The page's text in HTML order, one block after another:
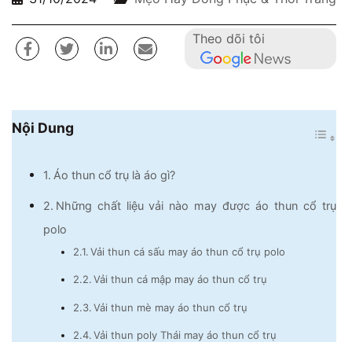
Theo dõi tôi
Nội Dung
Áo thun cổ trụ là áo gì?
Những chất liệu vải nào may được áo thun cổ trụ
polo
Vải thun cá sấu may áo thun cổ trụ polo
Vải thun cá mập may áo thun cổ trụ
Vải thun mè may áo thun cổ trụ
Vải thun poly Thái may áo thun cổ trụ